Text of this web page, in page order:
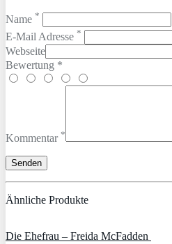
Name *
E-Mail Adresse *
Webseite
Bewertung *
Kommentar *
Ähnliche Produkte
Die Ehefrau – Freida McFadden